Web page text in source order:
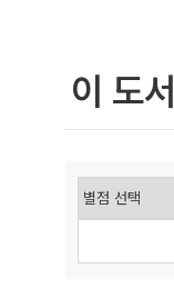
이 도